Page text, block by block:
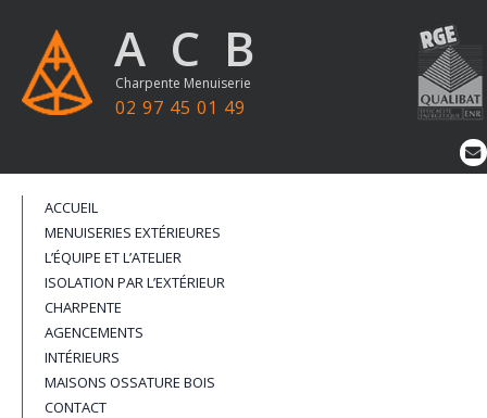
ACB
Charpente Menuiserie
02 97 45 01 49
ALLER AU CONTENU PRINCIPAL
ACCUEIL
MENUISERIES EXTÉRIEURES
L’ÉQUIPE ET L’ATELIER
ISOLATION PAR L’EXTÉRIEUR
CHARPENTE
AGENCEMENTS
INTÉRIEURS
MAISONS OSSATURE BOIS
CONTACT